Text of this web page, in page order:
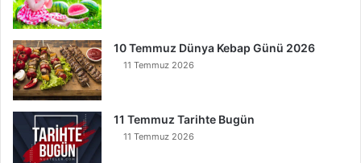
10 Temmuz Dünya Kebap Günü 2026
11 Temmuz 2026
11 Temmuz Tarihte Bugün
11 Temmuz 2026